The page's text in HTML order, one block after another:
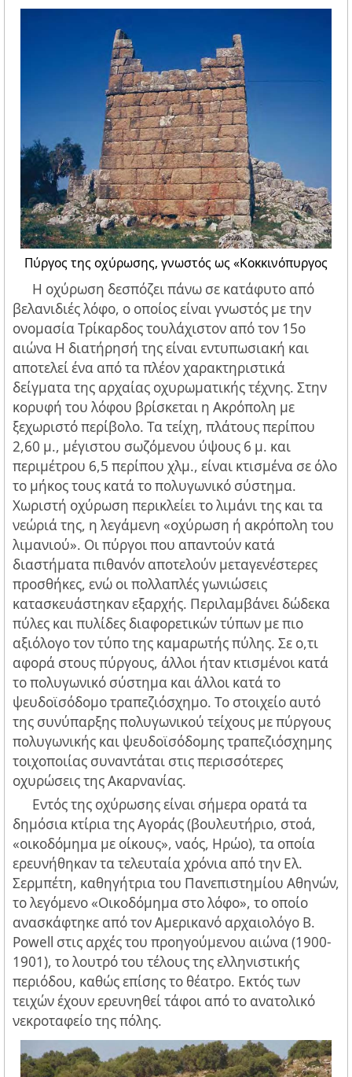
Πύργος της οχύρωσης, γνωστός ως «Κοκκινόπυργος
Η οχύρωση δεσπόζει πάνω σε κατάφυτο από
βελανιδιές λόφο, ο οποίος είναι γνωστός με την
ονομασία Τρίκαρδος τουλάχιστον από τον 15ο
αιώνα Η διατήρησή της είναι εντυπωσιακή και
αποτελεί ένα από τα πλέον χαρακτηριστικά
δείγματα της αρχαίας οχυρωματικής τέχνης. Στην
κορυφή του λόφου βρίσκεται η Ακρόπολη με
ξεχωριστό περίβολο. Τα τείχη, πλάτους περίπου
2,60 μ., μέγιστου σωζόμενου ύψους 6 μ. και
περιμέτρου 6,5 περίπου χλμ., είναι κτισμένα σε όλο
το μήκος τους κατά το πολυγωνικό σύστημα.
Χωριστή οχύρωση περικλείει το λιμάνι της και τα
νεώριά της, η λεγάμενη «οχύρωση ή ακρόπολη του
λιμανιού». Οι πύργοι που απαντούν κατά
διαστήματα πιθανόν αποτελούν μεταγενέστερες
προσθήκες, ενώ οι πολλαπλές γωνιώσεις
κατασκευάστηκαν εξαρχής. Περιλαμβάνει δώδεκα
πύλες και πυλίδες διαφορετικών τύπων με πιο
αξιόλογο τον τύπο της καμαρωτής πύλης. Σε ο,τι
αφορά στους πύργους, άλλοι ήταν κτισμένοι κατά
το πολυγωνικό σύστημα και άλλοι κατά το
ψευδοϊσόδομο τραπεζιόσχημο. Το στοιχείο αυτό
της συνύπαρξης πολυγωνικού τείχους με πύργους
πολυγωνικής και ψευδοϊσόδομης τραπεζιόσχημης
τοιχοποιίας συναντάται στις περισσότερες
οχυρώσεις της Ακαρνανίας.
Εντός της οχύρωσης είναι σήμερα ορατά τα
δημόσια κτίρια της Αγοράς (βουλευτήριο, στοά,
«οικοδόμημα με οίκους», ναός, Ηρώο), τα οποία
ερευνήθηκαν τα τελευταία χρόνια από την Ελ.
Σερμπέτη, καθηγήτρια του Πανεπιστημίου Αθηνών,
το λεγόμενο «Οικοδόμημα στο λόφο», το οποίο
ανασκάφτηκε από τον Αμερικανό αρχαιολόγο B.
Powell στις αρχές του προηγούμενου αιώνα (1900-
1901), το λουτρό του τέλους της ελληνιστικής
περιόδου, καθώς επίσης το θέατρο. Εκτός των
τειχών έχουν ερευνηθεί τάφοι από το ανατολικό
νεκροταφείο της πόλης.